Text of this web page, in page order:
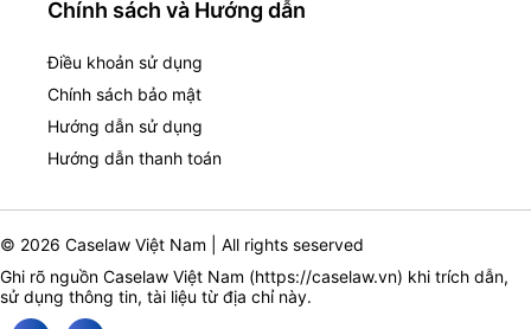
Chính sách và Hướng dẫn
Điều khoản sử dụng
Chính sách bảo mật
Hướng dẫn sử dụng
Hướng dẫn thanh toán
© 2026 Caselaw Việt Nam | All rights seserved
Ghi rõ nguồn Caselaw Việt Nam (https://caselaw.vn) khi trích dẫn,
sử dụng thông tin, tài liệu từ địa chỉ này.